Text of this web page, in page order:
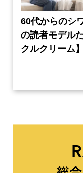
60代からのシ
の読者モデル
クルクリーム